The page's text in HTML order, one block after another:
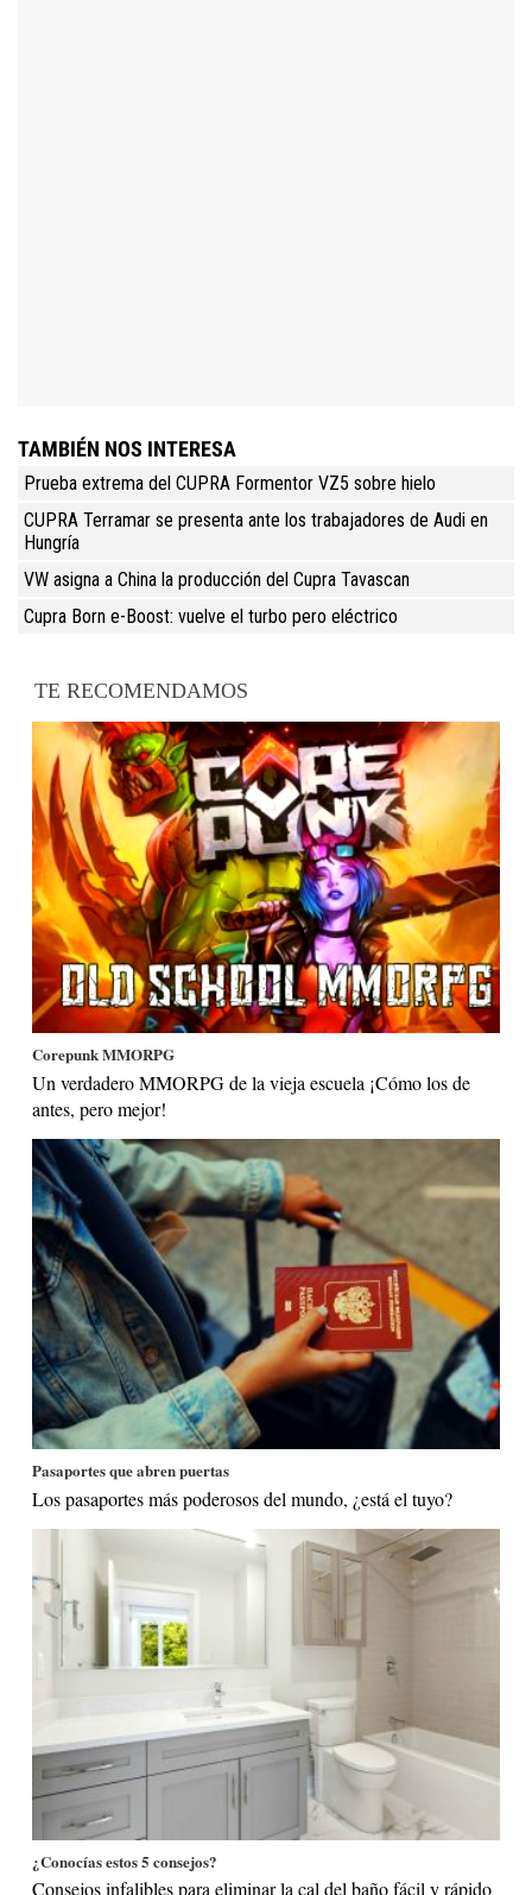
TAMBIÉN NOS INTERESA
Prueba extrema del CUPRA Formentor VZ5 sobre hielo
CUPRA Terramar se presenta ante los trabajadores de Audi en
Hungría
VW asigna a China la producción del Cupra Tavascan
Cupra Born e-Boost: vuelve el turbo pero eléctrico
TE RECOMENDAMOS
Corepunk MMORPG
Un verdadero MMORPG de la vieja escuela ¡Cómo los de
antes, pero mejor!
Pasaportes que abren puertas
Los pasaportes más poderosos del mundo, ¿está el tuyo?
¿Conocías estos 5 consejos?
Consejos infalibles para eliminar la cal del baño fácil y rápido